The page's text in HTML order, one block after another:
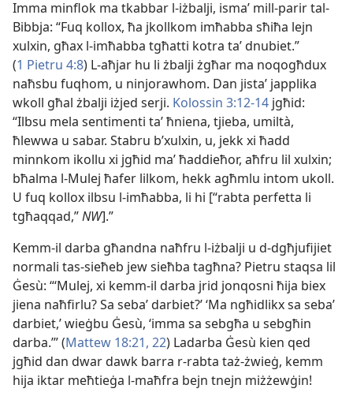
Imma minflok ma tkabbar l-​iżbalji, ismaʼ mill-​parir tal-​
Bibbja: “Fuq kollox, ħa jkollkom imħabba sħiħa lejn
xulxin, għax l-​imħabba tgħatti kotra taʼ dnubiet.”
(1 Pietru 4:8) L-​aħjar hu li żbalji żgħar ma noqogħdux
naħsbu fuqhom, u ninjorawhom. Dan jistaʼ japplika
wkoll għal żbalji iżjed serji. Kolossin 3:12-14 jgħid:
“Ilbsu mela sentimenti taʼ ħniena, tjieba, umiltà,
ħlewwa u sabar. Stabru b’xulxin, u, jekk xi ħadd
minnkom ikollu xi jgħid maʼ ħaddieħor, aħfru lil xulxin;
bħalma l-​Mulej ħafer lilkom, hekk agħmlu intom ukoll.
U fuq kollox ilbsu l-​imħabba, li hi [“rabta perfetta li
tgħaqqad,”NW].”
Kemm-il darba għandna naħfru l-​iżbalji u d-​dgħjufijiet
normali tas-​sieħeb jew sieħba tagħna? Pietru staqsa lil
Ġesù: “‘Mulej, xi kemm-il darba jrid jonqosni ħija biex
jiena naħfirlu? Sa sebaʼ darbiet?’ ‘Ma ngħidlikx sa sebaʼ
darbiet,’ wieġbu Ġesù, ‘imma sa sebgħa u sebgħin
darba.’” (Mattew 18:21, 22) Ladarba Ġesù kien qed
jgħid dan dwar dawk barra r-​rabta taż-​żwieġ, kemm
hija iktar meħtieġa l-​maħfra bejn tnejn miżżewġin!